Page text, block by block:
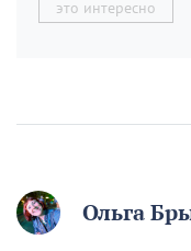
это интересно
Ольга